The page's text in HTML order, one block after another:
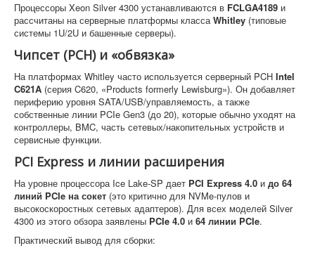
Процессоры Xeon Silver 4300 устанавливаются в FCLGA4189 и
рассчитаны на серверные платформы классаWhitley (типовые
системы 1U/2U и башенные серверы).
Чипсет (PCH) и «обвязка»
На платформах Whitley часто используется серверный PCH Intel
C621A (серия C620, «Products formerly Lewisburg»). Он добавляет
периферию уровня SATA/USB/управляемость, а также
собственные линии PCIe Gen3 (до 20), которые обычно уходят на
контроллеры, BMC, часть сетевых/накопительных устройств и
сервисные функции.
PCI Express и линии расширения
На уровне процессора Ice Lake-SP дает PCI Express 4.0 и до 64
линий PCIe на сокет (это критично для NVMe-пулов и
высокоскоростных сетевых адаптеров). Для всех моделей Silver
4300 из этого обзора заявлены PCIe 4.0 и 64 линии PCIe.
Практический вывод для сборки: